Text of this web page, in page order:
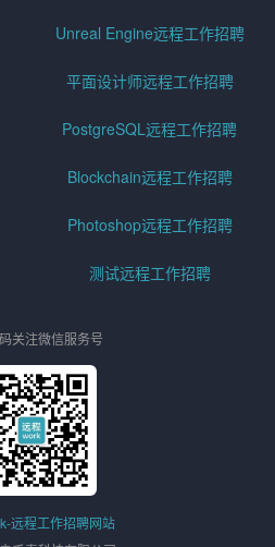
Unreal Engine远程工作招聘
平面设计师远程工作招聘
PostgreSQL远程工作招聘
Blockchain远程工作招聘
Photoshop远程工作招聘
测试远程工作招聘
关注微信服务号
远程工作招聘网站